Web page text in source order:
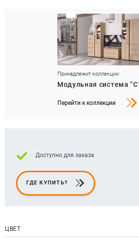
Принадлежит коллекции:
Модульная система
Перейти к коллекции
Доступно для заказа
ГДЕ КУПИТЬ?
ЦВЕТ